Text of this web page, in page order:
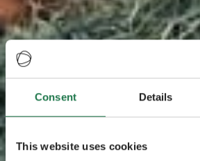
Consent Details
This website uses cookies